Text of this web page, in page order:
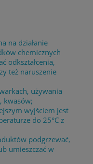
na działanie
chemicznych
odkształcenia,
też naruszenie
używania
kwasów;
wyjściem jest
do 25°C z
podgrzewać,
umieszczać w